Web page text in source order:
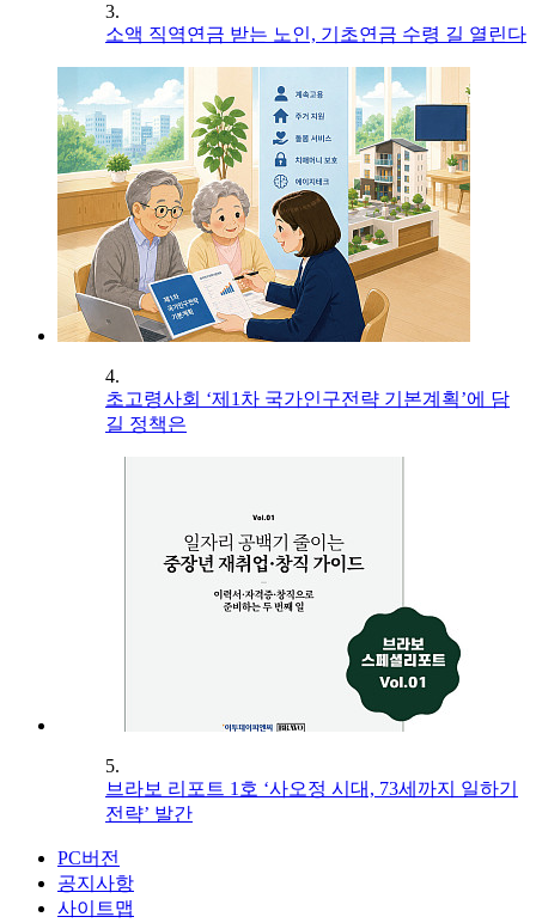
3.
소액 직역연금 받는 노인, 기초연금 수령 길 열린다
4.
초고령사회 ‘제1차 국가인구전략 기본계획’에 담
길 정책은
5.
브라보 리포트 1호 ‘사오정 시대, 73세까지 일하기
전략’ 발간
PC버전
공지사항
사이트맵